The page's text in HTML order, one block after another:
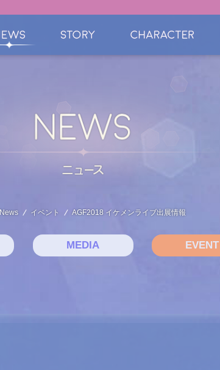
News イベント AGF2018 イケメンライブ出展情報
MEDIA EVENT